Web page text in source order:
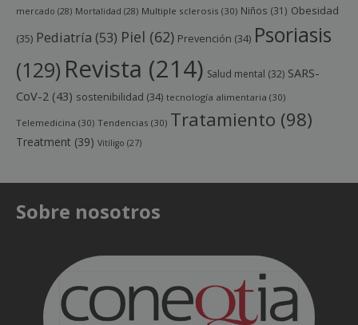
mercado (28) Mortalidad (28) Multiple sclerosis (30) Niños (31) Obesidad
(35) Pediatría (53) Piel (62) Prevención (34) Psoriasis
(129) Revista (214) Salud mental (32) SARS-
CoV-2 (43) sostenibilidad (34) tecnología alimentaria (30)
Telemedicina (30) Tendencias (30) Tratamiento (98)
Treatment (39) Vitíligo (27)
Sobre nosotros